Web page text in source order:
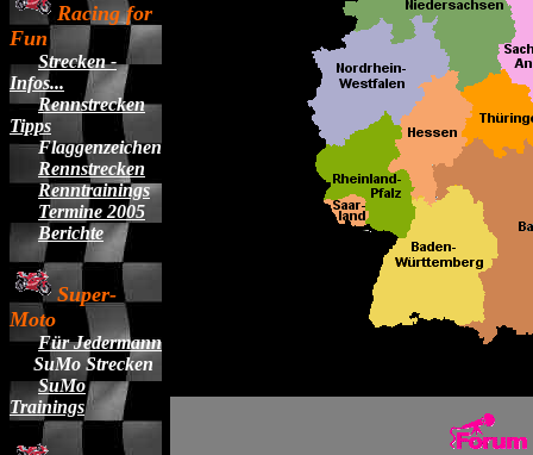
Racing for
Fun
Strecken -
Infos...
Rennstrecken
Tipps
Flaggenzeichen
Rennstrecken
Renntrainings
Termine 2005
Berichte
Super-
Moto
Für Jedermann
SuMo Strecken
SuMo
Trainings